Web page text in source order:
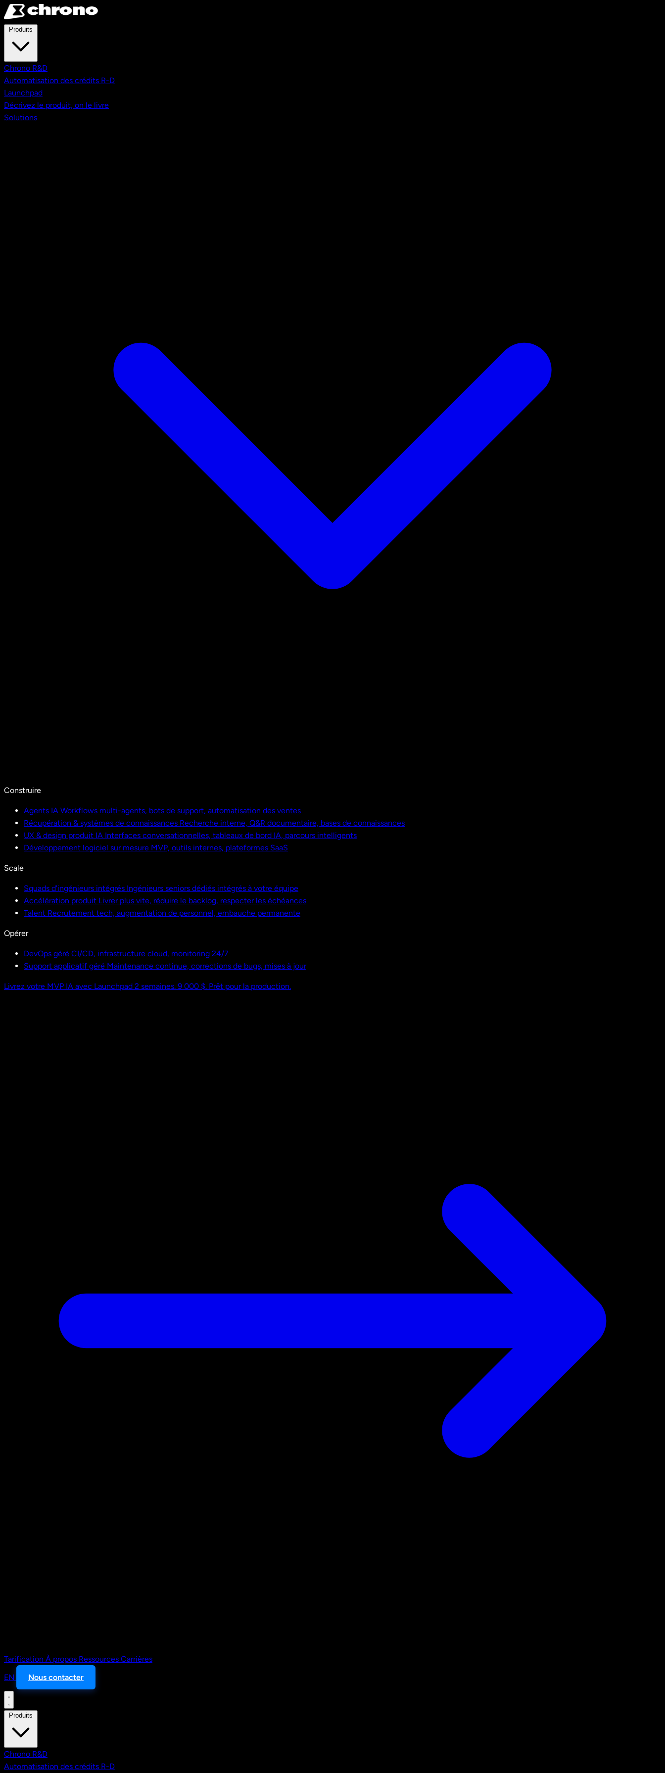
Aller au contenu principal
Chrono R&D
Automatisation des crédits R-D
Launchpad
Décrivez le produit, on le livre
Solutions
Construire
Agents IA Workflows multi-agents, bots de support, automatisation des ventes
Récupération & systèmes de connaissances Recherche interne, Q&R documentaire, bases de connaissances
UX & design produit IA Interfaces conversationnelles, tableaux de bord IA, parcours intelligents
Développement logiciel sur mesure MVP, outils internes, plateformes SaaS
Scale
Squads d'ingénieurs intégrés Ingénieurs seniors dédiés intégrés à votre équipe
Accélération produit Livrer plus vite, réduire le backlog, respecter les échéances
Talent Recrutement tech, augmentation de personnel, embauche permanente
Opérer
DevOps géré CI/CD, infrastructure cloud, monitoring 24/7
Support applicatif géré Maintenance continue, corrections de bugs, mises à jour
Livrez votre MVP IA avec Launchpad 2 semaines. 9 000 $. Prêt pour la production.
Tarification À propos Ressources Carrières
EN
Nous contacter
Chrono R&D
Automatisation des crédits R-D